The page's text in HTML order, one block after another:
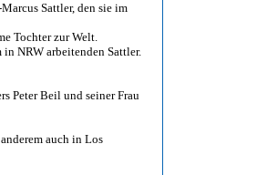
Sattler, den sie im
Tochter zur Welt.
NRW arbeitenden Sattler.
Peter Beil und seiner Frau
auch in Los